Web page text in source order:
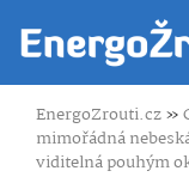
EnergoZrouti.cz»
mimořádná
viditelná pouhým